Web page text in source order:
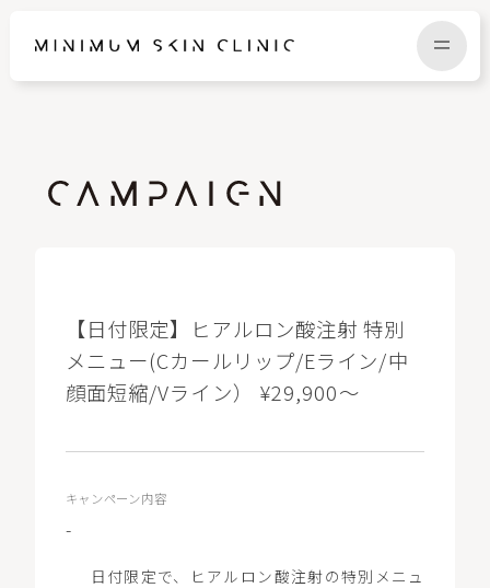
【日付限定】ヒアルロン酸注射 特別
メニュー(Cカールリップ/Eライン/中
顔面短縮/Vライン） ¥29,900～
キャンペーン内容
-
日付限定で、ヒアルロン酸注射の特別メニュ
MENU / PRICE
LOCATION
CONTACT